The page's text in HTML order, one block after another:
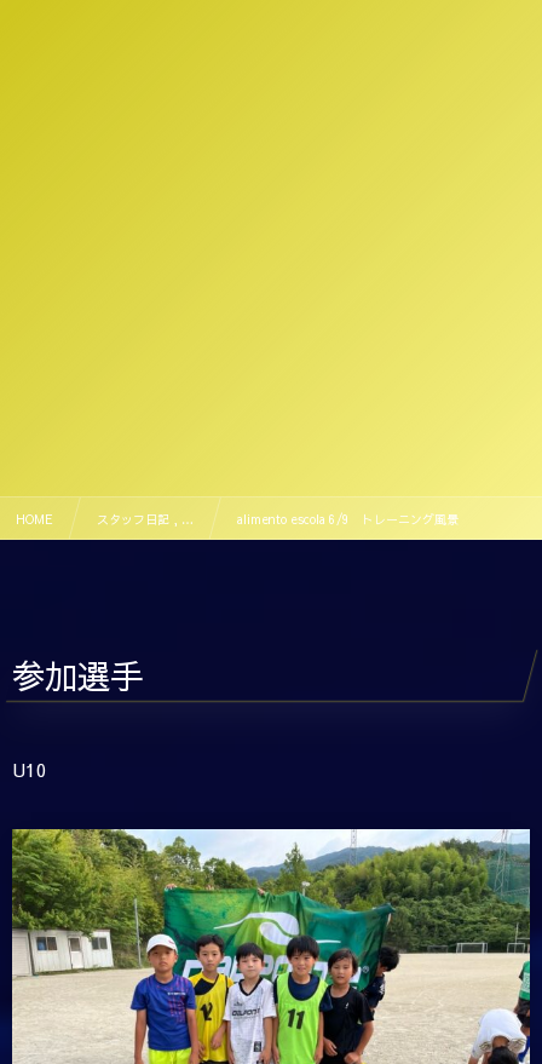
HOME スタッフ日記 , … alimento escola 6/9 トレーニング風景
参加選手
U10